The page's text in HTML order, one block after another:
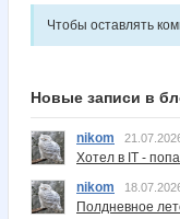
Чтобы оставлять
Новые записи в
nikom
Хотел в IT -
nikom
Полдневное